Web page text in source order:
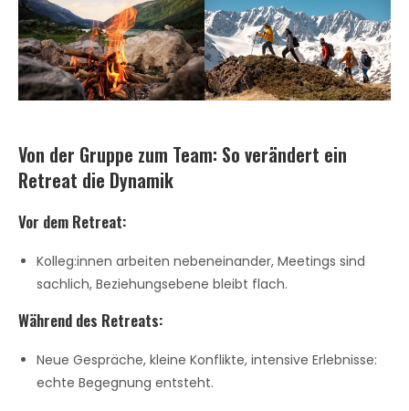
Von der Gruppe zum Team: So verändert ein
Retreat die Dynamik
Vor dem Retreat:
Kolleg:innen arbeiten nebeneinander, Meetings sind
sachlich, Beziehungsebene bleibt flach.
Während des Retreats:
Neue Gespräche, kleine Konflikte, intensive Erlebnisse:
echte Begegnung entsteht.